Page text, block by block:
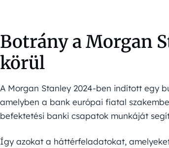
Botrány a Morgan
körül
A Morgan Stanley 2024-ben indított egy
amelyben a bank európai fiatal
befektetési banki csapatok munkáját
Így azokat a háttérfeladatokat,